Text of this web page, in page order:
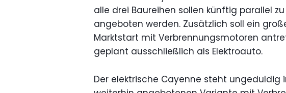
alle drei Baureihen sollen künftig parallel
angeboten werden. Zusätzlich soll ein
Marktstart mit Verbrennungsmotoren
geplant ausschließlich als Elektroauto.
Der elektrische Cayenne steht ungeduldig